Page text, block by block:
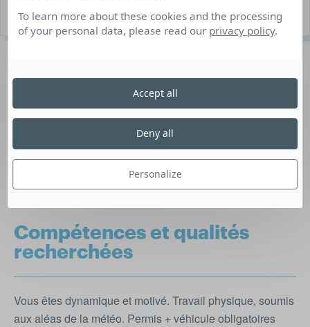
50 poste(s) à pourvoir
Pour des exploitations en grandes cultures ou en
Conditions du poste :
saisonnier, temps plein.Lieu de travail: Nord du
département du Puy de Dôme (Saint-Beauzire, Sardon,…).
Compétences et qualités
recherchées
Vous êtes dynamique et motivé. Travail physique, soumis
aux aléas de la météo. Permis + véhicule obligatoires
To learn more about these cookies and the processing
of your personal data, please read our privacy policy.
Personalize
Deny all
Accept all